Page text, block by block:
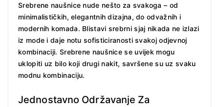
Srebrene naušnice nude nešto za svakoga – od
minimalističkih, elegantnih dizajna, do odvažnih i
modernih komada. Blistavi srebrni sjaj nikada ne izlazi
iz mode i daje notu sofisticiranosti svakoj odjevnoj
kombinaciji. Srebrene naušnice se uvijek mogu
uklopiti uz bilo koji drugi nakit, savršene su uz svaku
modnu kombinaciju.
Jednostavno Održavanje Za